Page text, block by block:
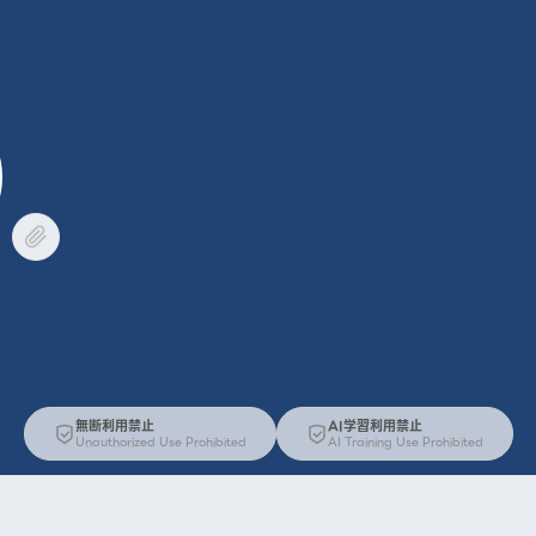
無断利用禁止
Unauthorized Use Prohibited
AI学習利用禁止
AI Training Use Prohibited